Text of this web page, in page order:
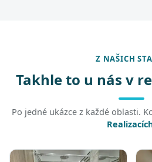
Z NAŠICH
Takhle to u nás v
Po jedné ukázce z každé oblasti.